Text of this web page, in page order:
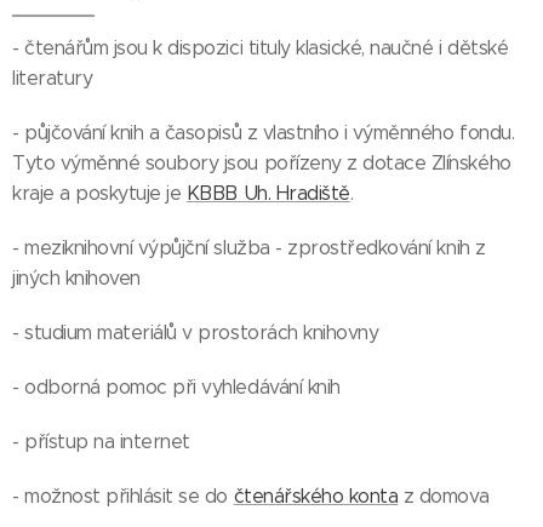
- čtenářům jsou k dispozici tituly klasické, naučné i dětské
literatury
- půjčování knih a časopisů z vlastního i výměnného fondu.
Tyto výměnné soubory jsou pořízeny z dotace Zlínského
kraje a poskytuje je KBBB Uh. Hradiště.
- meziknihovní výpůjční služba - zprostředkování knih z
jiných knihoven
- studium materiálů v prostorách knihovny
- odborná pomoc při vyhledávání knih
- přístup na internet
- možnost přihlásit se do čtenářského konta z domova